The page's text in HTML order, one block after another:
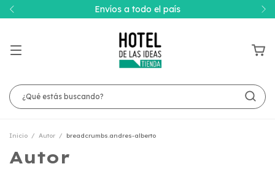
Envíos a todo el país
Inicio / Autor / breadcrumbs.andres-alberto
Autor